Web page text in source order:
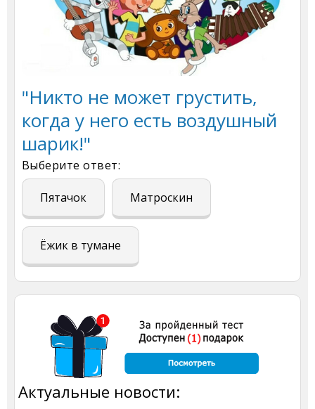
"Никто не может грустить,
когда у него есть воздушный
шарик!"
Выберите ответ:
Пятачок Матроскин
Ёжик в тумане
Актуальные новости: